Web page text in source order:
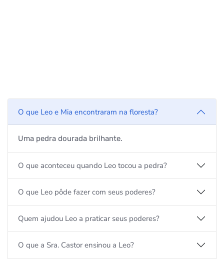
O que Leo e Mia encontraram na floresta?
Uma pedra dourada brilhante.
O que aconteceu quando Leo tocou a pedra?
O que Leo pôde fazer com seus poderes?
Quem ajudou Leo a praticar seus poderes?
O que a Sra. Castor ensinou a Leo?